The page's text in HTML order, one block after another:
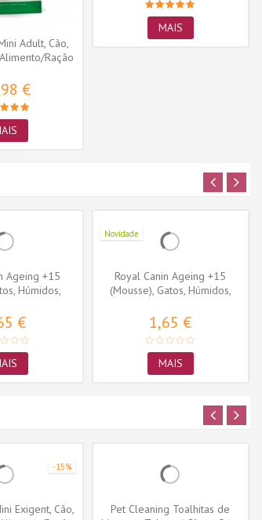
Adult, Cão,
Ração
€
MAIS
Ageing +15
Húmidos,
€
Novidade
Royal Canin Ageing +15
(Mousse), Gatos, Húmidos,
1,65 €
MAIS
-15%
Exigent, Cão,
Pet Cleaning Toalhitas de